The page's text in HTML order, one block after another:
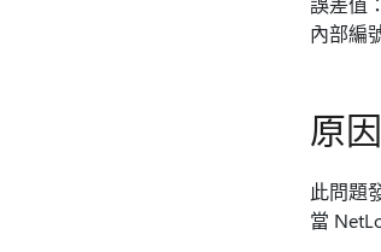
內部編
原因
此問題
當